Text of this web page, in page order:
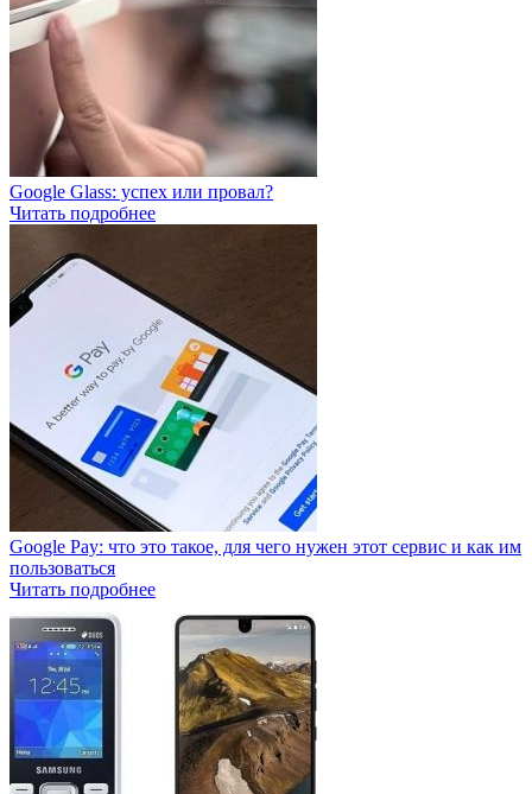
Google Glass: успех или провал?
Читать подробнее
Google Pay: что это такое, для чего нужен этот сервис и как им
пользоваться
Читать подробнее